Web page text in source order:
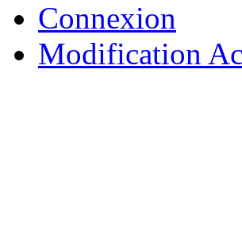
Connexion
Modification